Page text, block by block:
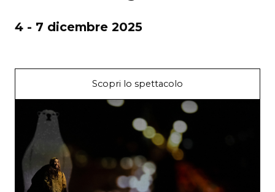
4 - 7 dicembre 2025
Scopri lo spettacolo